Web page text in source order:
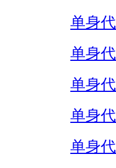
单身
单身
单身
单身
单身